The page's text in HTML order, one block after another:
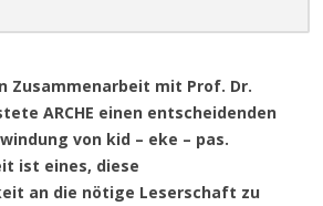
Zusammenarbeit mit Prof. Dr.
ARCHE einen entscheidenden
von kid – eke – pas.
ist eines, diese
an die nötige Leserschaft zu